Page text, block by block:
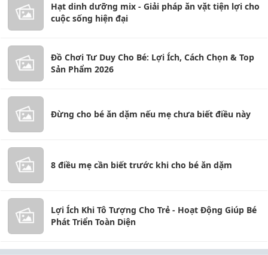
Hạt dinh dưỡng mix - Giải pháp ăn vặt tiện lợi cho
cuộc sống hiện đại
Đồ Chơi Tư Duy Cho Bé: Lợi Ích, Cách Chọn & Top
Sản Phẩm 2026
Đừng cho bé ăn dặm nếu mẹ chưa biết điều này
8 điều mẹ cần biết trước khi cho bé ăn dặm
Lợi Ích Khi Tô Tượng Cho Trẻ - Hoạt Động Giúp Bé
Phát Triển Toàn Diện